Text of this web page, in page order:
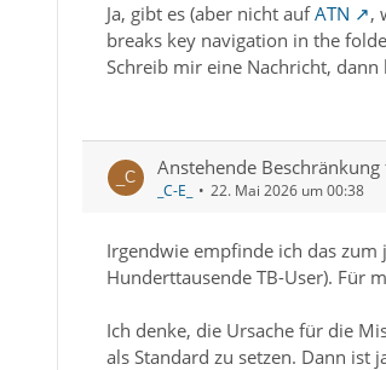
Ja, gibt es (aber nicht aufATN
,
breaks key navigation in the
Schreib mir eine Nachricht,
Anstehende
_C-E_ 22. Mai 2026 um 00:38
Irgendwie empfinde ich das zum
Hunderttausende TB-User). Für
Ich denke, die Ursache für die
als Standard zu setzen. Dann ist